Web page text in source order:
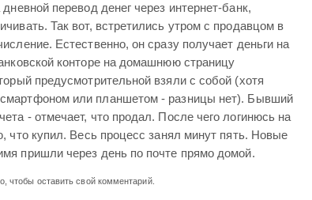
перевод денег через интернет-банк,
Так вот, встретились утром с продавцом в
Естественно, он сразу получает деньги на
конторе на домашнюю страницу
предусмотрительной взяли с собой (хотя
или планшетом - разницы нет). Бывший
- отмечает, что продал. После чего логинюсь на
что купил. Весь процесс занял минут пять. Новые
пришли через день по почте прямо домой.
чтобы оставить свой комментарий.